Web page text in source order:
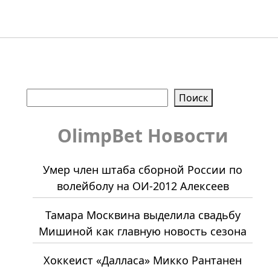
Поиск
OlimpBet Новости
Умер член штаба сборной России по
волейболу на ОИ-2012 Алексеев
Тамара Москвина выделила свадьбу
Мишиной как главную новость сезона
Хоккеист «Далласа» Микко Рантанен